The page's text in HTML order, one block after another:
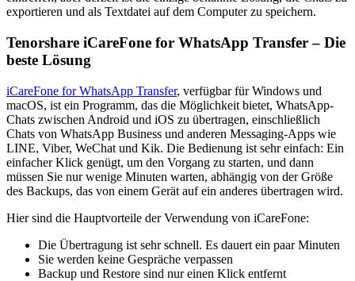
exportieren und als Textdatei auf dem Computer zu speichern.
Tenorshare iCareFone for WhatsApp Transfer – Die
beste Lösung
iCareFone for WhatsApp Transfer, verfügbar für Windows und
macOS, ist ein Programm, das die Möglichkeit bietet, WhatsApp-
Chats zwischen Android und iOS zu übertragen, einschließlich
Chats von WhatsApp Business und anderen Messaging-Apps wie
LINE, Viber, WeChat und Kik. Die Bedienung ist sehr einfach: Ein
einfacher Klick genügt, um den Vorgang zu starten, und dann
müssen Sie nur wenige Minuten warten, abhängig von der Größe
des Backups, das von einem Gerät auf ein anderes übertragen wird.
Hier sind die Hauptvorteile der Verwendung von iCareFone:
Die Übertragung ist sehr schnell. Es dauert ein paar Minuten
Sie werden keine Gespräche verpassen
Backup und Restore sind nur einen Klick entfernt